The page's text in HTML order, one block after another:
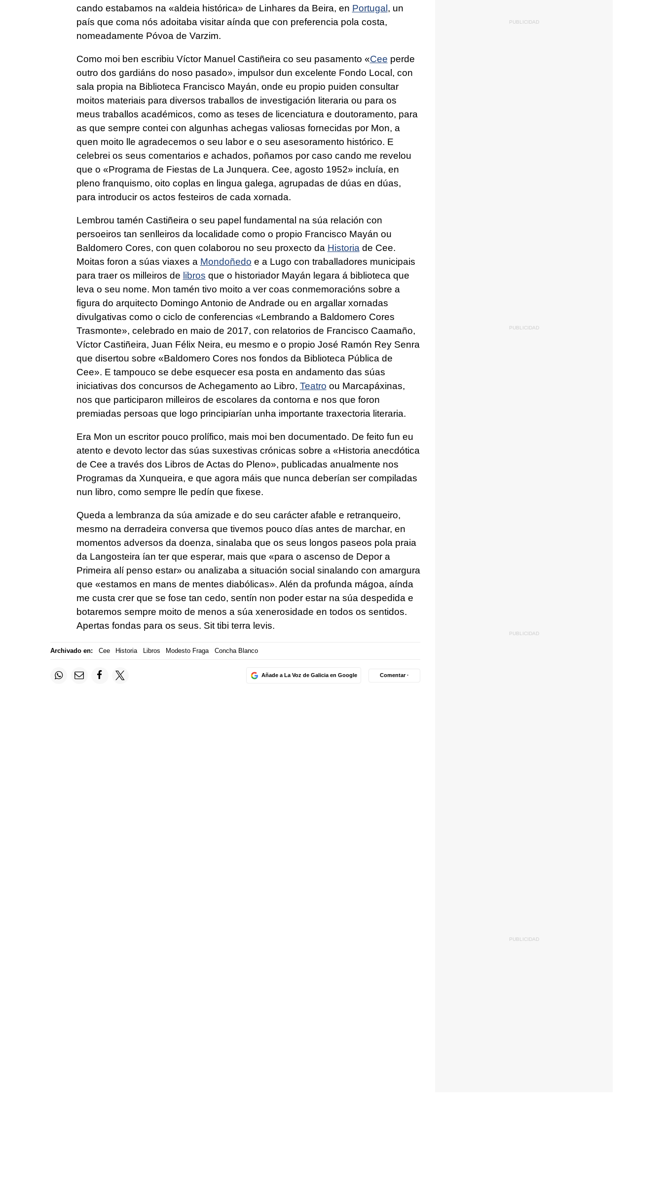
cando estabamos na «aldeia histórica» de Linhares da Beira, en Portugal, un
país que coma nós adoitaba visitar aínda que con preferencia pola costa,
nomeadamente Póvoa de Varzim.
Como moi ben escribiu Víctor Manuel Castiñeira co seu pasamento «Cee perde
outro dos gardiáns do noso pasado», impulsor dun excelente Fondo Local, con
sala propia na Biblioteca Francisco Mayán, onde eu propio puiden consultar
moitos materiais para diversos traballos de investigación literaria ou para os
meus traballos académicos, como as teses de licenciatura e doutoramento, para
as que sempre contei con algunhas achegas valiosas fornecidas por Mon, a
quen moito lle agradecemos o seu labor e o seu asesoramento histórico. E
celebrei os seus comentarios e achados, poñamos por caso cando me revelou
que o «Programa de Fiestas de La Junquera. Cee, agosto 1952» incluía, en
pleno franquismo, oito coplas en lingua galega, agrupadas de dúas en dúas,
para introducir os actos festeiros de cada xornada.
Lembrou tamén Castiñeira o seu papel fundamental na súa relación con
persoeiros tan senlleiros da localidade como o propio Francisco Mayán ou
Baldomero Cores, con quen colaborou no seu proxecto da Historia de Cee.
Moitas foron a súas viaxes a Mondoñedo e a Lugo con traballadores municipais
para traer os milleiros de libros que o historiador Mayán legara á biblioteca que
leva o seu nome. Mon tamén tivo moito a ver coas conmemoracións sobre a
figura do arquitecto Domingo Antonio de Andrade ou en argallar xornadas
divulgativas como o ciclo de conferencias «Lembrando a Baldomero Cores
Trasmonte», celebrado en maio de 2017, con relatorios de Francisco Caamaño,
Víctor Castiñeira, Juan Félix Neira, eu mesmo e o propio José Ramón Rey Senra
que disertou sobre «Baldomero Cores nos fondos da Biblioteca Pública de
Cee». E tampouco se debe esquecer esa posta en andamento das súas
iniciativas dos concursos de Achegamento ao Libro, Teatro ou Marcapáxinas,
nos que participaron milleiros de escolares da contorna e nos que foron
premiadas persoas que logo principiarían unha importante traxectoria literaria.
Era Mon un escritor pouco prolífico, mais moi ben documentado. De feito fun eu
atento e devoto lector das súas suxestivas crónicas sobre a «Historia anecdótica
de Cee a través dos Libros de Actas do Pleno», publicadas anualmente nos
Programas da Xunqueira, e que agora máis que nunca deberían ser compiladas
nun libro, como sempre lle pedín que fixese.
Queda a lembranza da súa amizade e do seu carácter afable e retranqueiro,
mesmo na derradeira conversa que tivemos pouco días antes de marchar, en
momentos adversos da doenza, sinalaba que os seus longos paseos pola praia
da Langosteira ían ter que esperar, mais que «para o ascenso de Depor a
Primeira alí penso estar» ou analizaba a situación social sinalando con amargura
que «estamos en mans de mentes diabólicas». Alén da profunda mágoa, aínda
me custa crer que se fose tan cedo, sentín non poder estar na súa despedida e
botaremos sempre moito de menos a súa xenerosidade en todos os sentidos.
Apertas fondas para os seus. Sit tibi terra levis.
Archivado en: Cee Historia Libros Modesto Fraga Concha Blanco
Añade a La Voz de Galicia en Google Comentar ·